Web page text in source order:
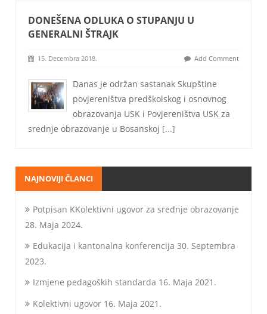
DONEŠENA ODLUKA O STUPANJU U
GENERALNI ŠTRAJK
15. Decembra 2018. Add Comment
Danas je održan sastanak Skupštine
povjereništva predškolskog i osnovnog
obrazovanja USK i Povjereništva USK za
srednje obrazovanje u Bosanskoj [...]
NAJNOVIJI ČLANCI
Potpisan KKolektivni ugovor za srednje obrazovanje
28. Maja 2024.
Edukacija i kantonalna konferencija 30. Septembra
2023.
Izmjene pedagoških standarda 16. Maja 2021.
Kolektivni ugovor 16. Maja 2021.